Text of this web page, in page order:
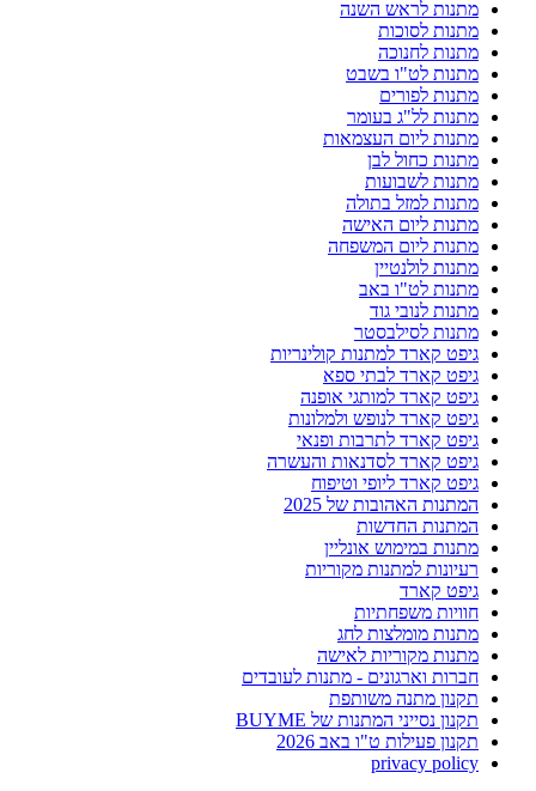
מתנות לראש השנה
מתנות לסוכות
מתנות לחנוכה
מתנות לט"ו בשבט
מתנות לפורים
מתנות לל"ג בעומר
מתנות ליום העצמאות
מתנות כחול לבן
מתנות לשבועות
מתנות למזל בתולה
מתנות ליום האישה
מתנות ליום המשפחה
מתנות לולנטיין
מתנות לט"ו באב
מתנות לנובי גוד
מתנות לסילבסטר
גיפט קארד למתנות קולינריות
גיפט קארד לבתי ספא
גיפט קארד למותגי אופנה
גיפט קארד לנופש ולמלונות
גיפט קארד לתרבות ופנאי
גיפט קארד לסדנאות והעשרה
גיפט קארד ליופי וטיפוח
המתנות האהובות של 2025
המתנות החדשות
מתנות במימוש אונליין
רעיונות למתנות מקוריות
גיפט קארד
חוויות משפחתיות
מתנות מומלצות לחג
מתנות מקוריות לאישה
חברות וארגונים - מתנות לעובדים
תקנון מתנה משותפת
תקנון נסייני המתנות של BUYME
תקנון פעילות ט"ו באב 2026
privacy policy